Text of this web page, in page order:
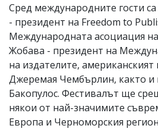
Сред международните гости
- президент на Freedom to
Международната асоциация
Жобава - президент на
на издателите,
Джеремая Чембърлин, както и
Бакопулос. Фестивалът ще
някои от най-значимите
Европа и Черноморския